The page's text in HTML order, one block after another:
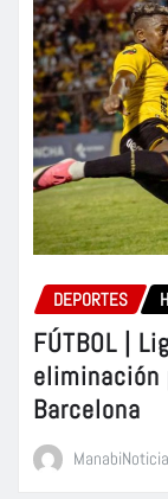
DEPORTES
FÚTBOL |
eliminación
Barcelona